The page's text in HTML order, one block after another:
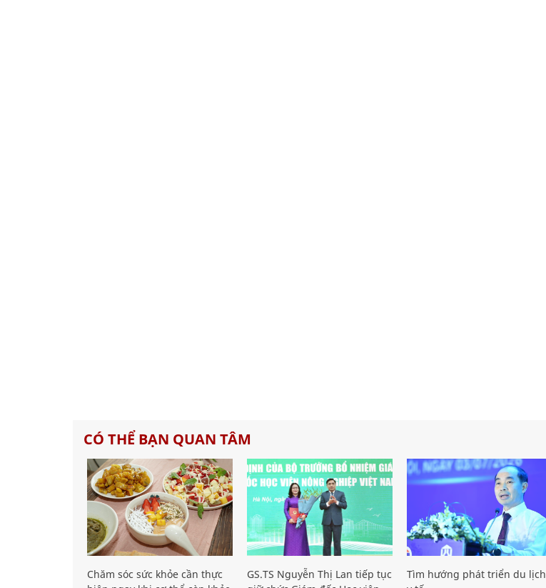
CÓ THỂ BẠN QUAN TÂM
Chăm sóc sức khỏe cần thực
GS.TS Nguyễn Thị Lan tiếp tục
Tìm hướng phát triển du lịch